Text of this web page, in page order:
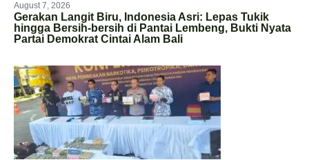
August 7, 2026
Gerakan Langit Biru, Indonesia Asri: Lepas Tukik
hingga Bersih-bersih di Pantai Lembeng, Bukti Nyata
Partai Demokrat Cintai Alam Bali